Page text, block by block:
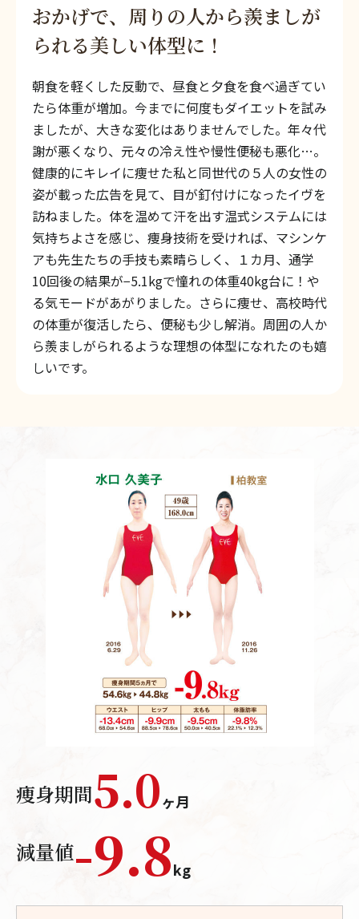
おかげで、周りの人から羨ましが
られる美しい体型に！
朝食を軽くした反動で、昼食と夕食を食べ過ぎてい
たら体重が増加。今までに何度もダイエットを試み
ましたが、大きな変化はありませんでした。年々代
謝が悪くなり、元々の冷え性や慢性便秘も悪化…。
健康的にキレイに痩せた私と同世代の５人の女性の
姿が載った広告を見て、目が釘付けになったイヴを
訪ねました。体を温めて汗を出す温式システムには
気持ちよさを感じ、痩身技術を受ければ、マシンケ
アも先生たちの手技も素晴らしく、１カ月、通学
10回後の結果が−5.1kgで憧れの体重40kg台に！や
る気モードがあがりました。さらに痩せ、高校時代
の体重が復活したら、便秘も少し解消。周囲の人か
ら羨ましがられるような理想の体型になれたのも嬉
しいです。
痩身期間5.0ヶ月
減量値-9.8kg